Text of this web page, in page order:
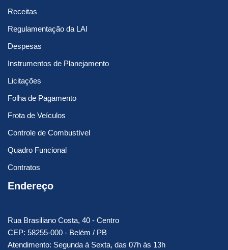
Receitas
Regulamentação da LAI
Despesas
Instrumentos de Planejamento
Licitações
Folha de Pagamento
Frota de Veículos
Controle de Combustível
Quadro Funcional
Contratos
Endereço
Rua Brasiliano Costa, 40 - Centro
CEP: 58255-000 - Belém / PB
Atendimento: Segunda à Sexta, das 07h às 13h